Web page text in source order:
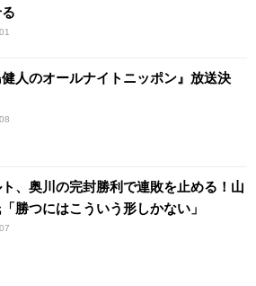
健人のオールナイトニッポン』放送決
、奥川の完封勝利で連敗を止める！山
勝つにはこういう形しかない」